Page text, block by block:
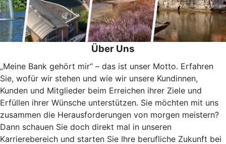
Über Uns
„Meine Bank gehört mir“ – das ist unser Motto. Erfahren
Sie, wofür wir stehen und wie wir unsere Kundinnen,
Kunden und Mitglieder beim Erreichen ihrer Ziele und
Erfüllen ihrer Wünsche unterstützen. Sie möchten mit uns
zusammen die Herausforderungen von morgen meistern?
Dann schauen Sie doch direkt mal in unseren
Karrierebereich und starten Sie Ihre berufliche Zukunft bei